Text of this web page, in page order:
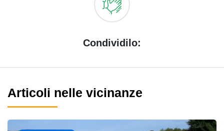
Condividilo:
Articoli nelle vicinanze